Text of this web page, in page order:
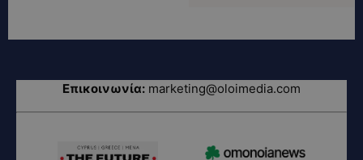
Επικοινωνία: marketing@oloimedia.com